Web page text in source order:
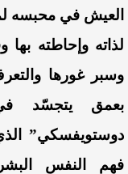
العيش في محبسه
لذاته وإحاطته بها
وسبر غورها
بعمق يتجسّد في
دوستويفسكي”
فهم النفس